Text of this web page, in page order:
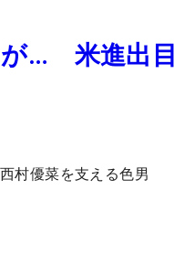
… 米進出
村優菜を支える色男